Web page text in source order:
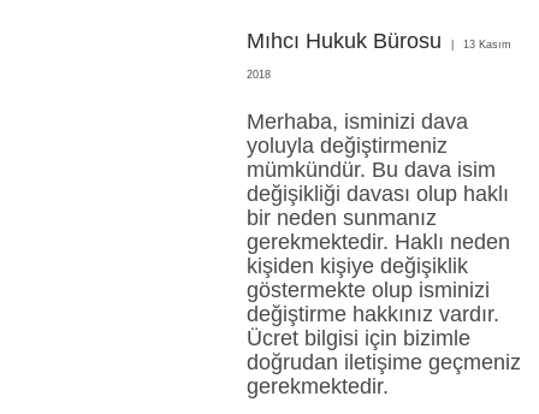
Mıhcı Hukuk Bürosu 13 Kasım
2018
Merhaba, isminizi dava
yoluyla değiştirmeniz
mümkündür. Bu dava isim
değişikliği davası olup haklı
bir neden sunmanız
gerekmektedir. Haklı neden
kişiden kişiye değişiklik
göstermekte olup isminizi
değiştirme hakkınız vardır.
Ücret bilgisi için bizimle
doğrudan iletişime geçmeniz
gerekmektedir.